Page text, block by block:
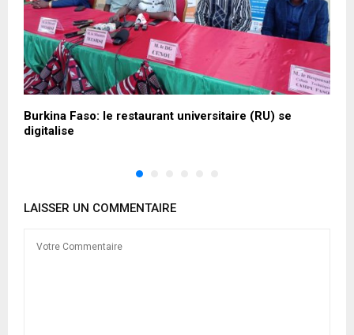
Burkina Faso: le restaurant universitaire (RU) se
digitalise
LAISSER UN COMMENTAIRE